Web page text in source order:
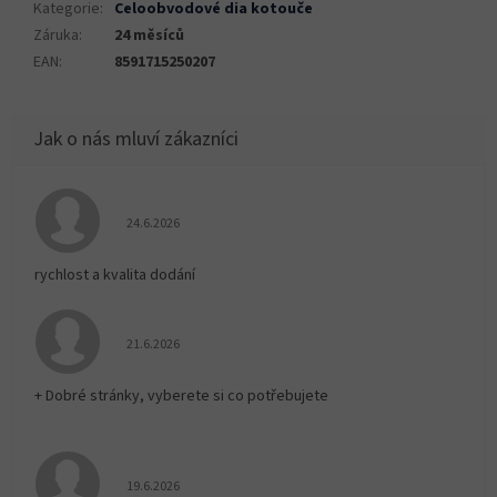
Kategorie: Celoobvodové dia kotouče
Záruka:
24 měsíců
EAN: 8591715250207
Hodnocení obchodu je 5 z 5 hvězdiček.
24.6.2026
rychlost a kvalita dodání
Hodnocení obchodu je 5 z 5 hvězdiček.
21.6.2026
+ Dobré stránky, vyberete si co potřebujete
Hodnocení obchodu je 5 z 5 hvězdiček.
19.6.2026